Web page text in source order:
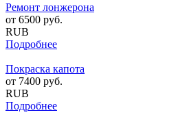
Ремонт лонжерона
от 6500 руб.
RUB
Подробнее
Покраска капота
от 7400 руб.
RUB
Подробнее